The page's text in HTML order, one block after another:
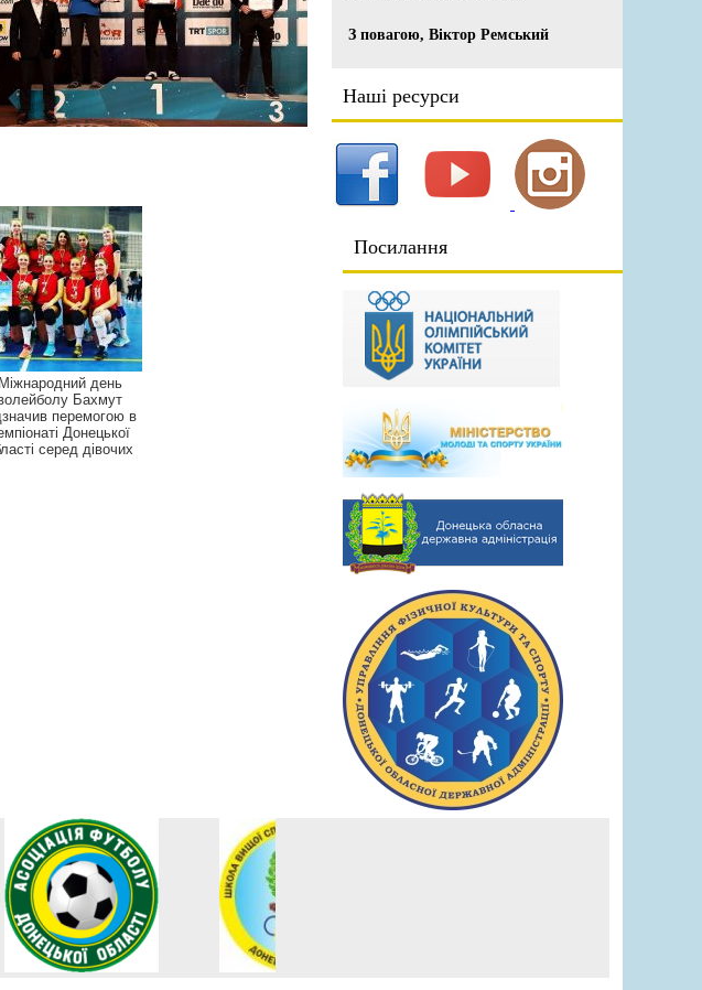
З повагою, Віктор Ремський
Наші ресурси
Посилання
Міжнародний день
Бахмут
перемогою в
Донецької
серед дівочих